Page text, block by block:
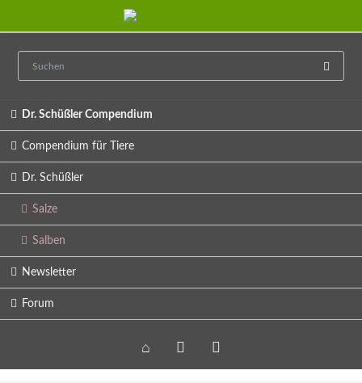
Dr. Schüßler Compendium
Compendium für Tiere
Dr. Schüßler
Salze
Salben
Newsletter
Forum